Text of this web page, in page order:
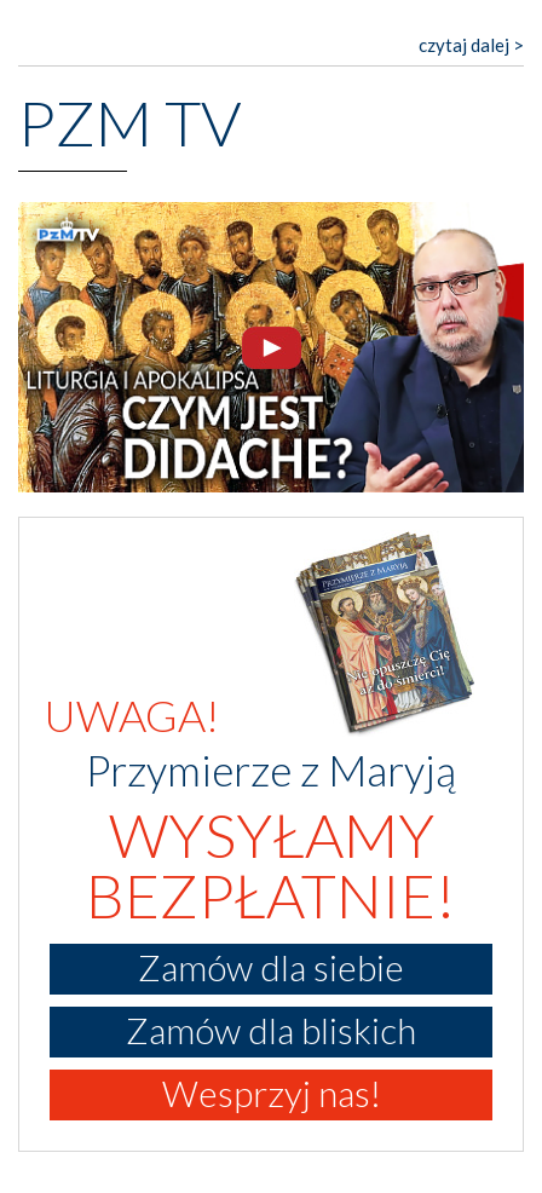
czytaj dalej >
PZM TV
UWAGA!
Przymierze z Maryją
WYSYŁAMY
BEZPŁATNIE!
Zamów dla siebie
Zamów dla bliskich
Wesprzyj nas!